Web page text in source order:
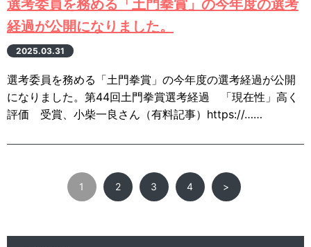
選考委員を務める「土門拳賞」の今年度の選考
経過が公開になりました。
2025.03.31
選考委員を務める「土門拳賞」の今年度の選考経過が公開
になりました。第44回土門拳賞選考経過 「現在性」高く
評価 受賞、小柴一良さん（有料記事）https://……
1 2 3 4 >